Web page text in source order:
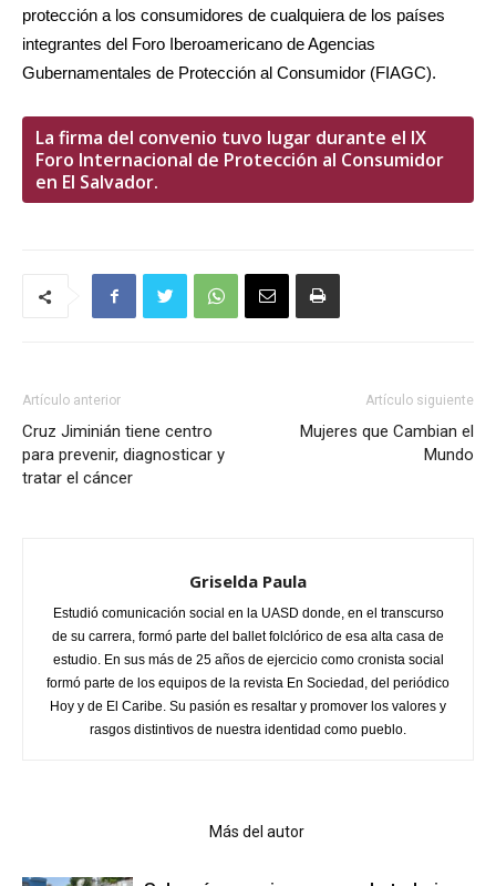
protección a los consumidores de cualquiera de los países
integrantes del Foro Iberoamericano de Agencias
Gubernamentales de Protección al Consumidor (FIAGC).
La firma del convenio tuvo lugar durante el IX
Foro Internacional de Protección al Consumidor
en El Salvador.
Artículo anterior
Cruz Jiminián tiene centro
para prevenir, diagnosticar y
tratar el cáncer
Artículo siguiente
Mujeres que Cambian el
Mundo
Griselda Paula
Estudió comunicación social en la UASD donde, en el transcurso
de su carrera, formó parte del ballet folclórico de esa alta casa de
estudio. En sus más de 25 años de ejercicio como cronista social
formó parte de los equipos de la revista En Sociedad, del periódico
Hoy y de El Caribe. Su pasión es resaltar y promover los valores y
rasgos distintivos de nuestra identidad como pueblo.
Más del autor